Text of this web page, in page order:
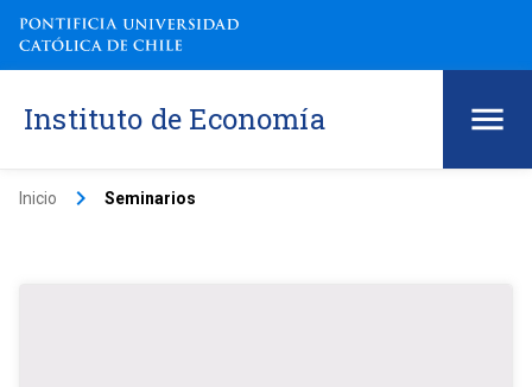
Instituto de Economía
Inicio keyboard_arrow_right Seminarios